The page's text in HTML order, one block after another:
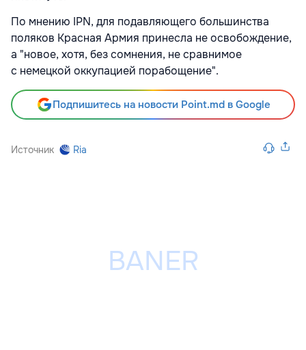
По мнению IPN, для подавляющего большинства
поляков Красная Армия принесла не освобождение,
а "новое, хотя, без сомнения, не сравнимое
с немецкой оккупацией порабощение".
Подпишитесь на новости Point.md в Google
Источник Ria